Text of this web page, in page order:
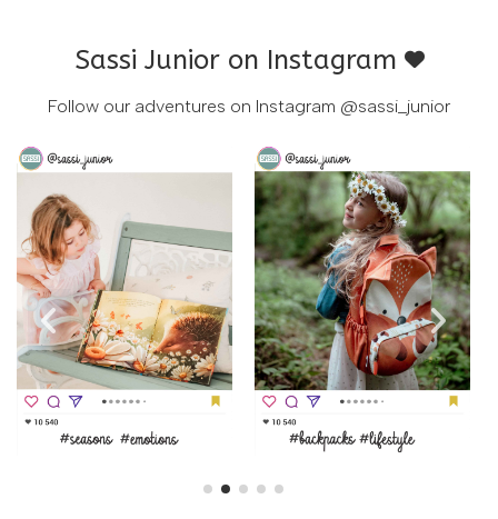
Sassi Junior on Instagram
Follow our adventures on Instagram @sassi_junior